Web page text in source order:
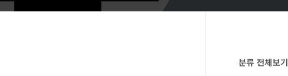
분류 전체보기